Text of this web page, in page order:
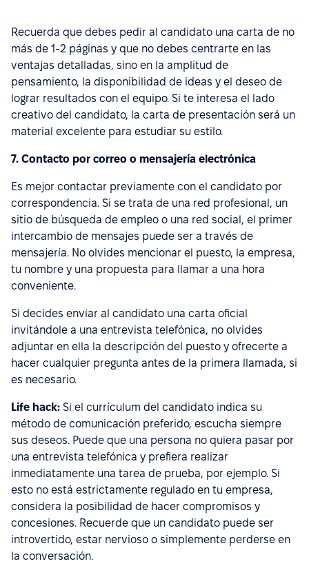
Recuerda que debes pedir al candidato una carta de no
más de 1-2 páginas y que no debes centrarte en las
ventajas detalladas, sino en la amplitud de
pensamiento, la disponibilidad de ideas y el deseo de
lograr resultados con el equipo. Si te interesa el lado
creativo del candidato, la carta de presentación será un
material excelente para estudiar su estilo.
7. Contacto por correo o mensajería electrónica
Es mejor contactar previamente con el candidato por
correspondencia. Si se trata de una red profesional, un
sitio de búsqueda de empleo o una red social, el primer
intercambio de mensajes puede ser a través de
mensajería. No olvides mencionar el puesto, la empresa,
tu nombre y una propuesta para llamar a una hora
conveniente.
Si decides enviar al candidato una carta oficial
invitándole a una entrevista telefónica, no olvides
adjuntar en ella la descripción del puesto y ofrecerte a
hacer cualquier pregunta antes de la primera llamada, si
es necesario.
Life hack: Si el currículum del candidato indica su
método de comunicación preferido, escucha siempre
sus deseos. Puede que una persona no quiera pasar por
una entrevista telefónica y prefiera realizar
inmediatamente una tarea de prueba, por ejemplo. Si
esto no está estrictamente regulado en tu empresa,
considera la posibilidad de hacer compromisos y
concesiones. Recuerde que un candidato puede ser
introvertido, estar nervioso o simplemente perderse en
la conversación.